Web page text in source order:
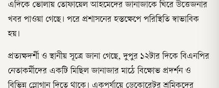
এদিকে ভোলায় তোফায়েল আহমেদের জানাজাকে ঘিরে উত্তেজনার
খবর পাওয়া গেছে। পরে প্রশাসনের হস্তক্ষেপে পরিস্থিতি স্বাভাবিক
হয়।
প্রত্যক্ষদর্শী ও স্থানীয় সূত্রে জানা গেছে, দুপুর ১২টার দিকে বিএনপির
নেতাকর্মীদের একটি মিছিল জানাজার মাঠে বিক্ষোভ প্রদর্শন ও
বিভিন্ন স্লোগান দিতে থাকে। একপর্যায়ে ডেকোরেটর শ্রমিকদের